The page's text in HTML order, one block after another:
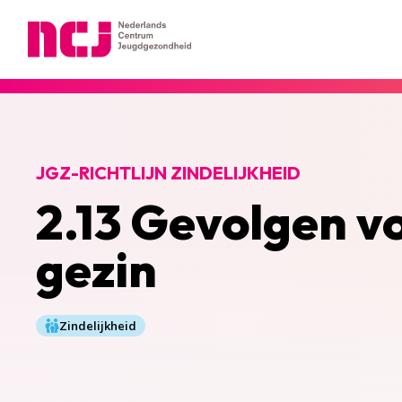
2.13 Gevolgen
gezin
JGZ-RICHTLIJN ZINDELIJKHEID
Zindelijkheid